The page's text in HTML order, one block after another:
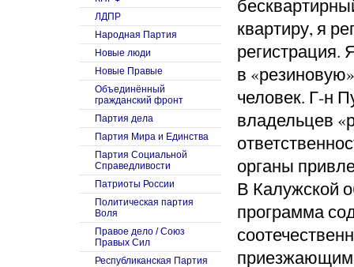
квартиру, я
регистрация.
в
человек. Г-н
владельцев
органы
В Калужской
программа
приезжающим
ЛДПР
Народная Партия
Новые люди
Новые Правые
Объединённый
гражданский фронт
Партия дела
Партия Мира и Единства
Партия Социальной
Справедливости
Патриоты России
Политическая партия
Воля
Правое дело / Союз
Правых Сил
Республиканская Партия